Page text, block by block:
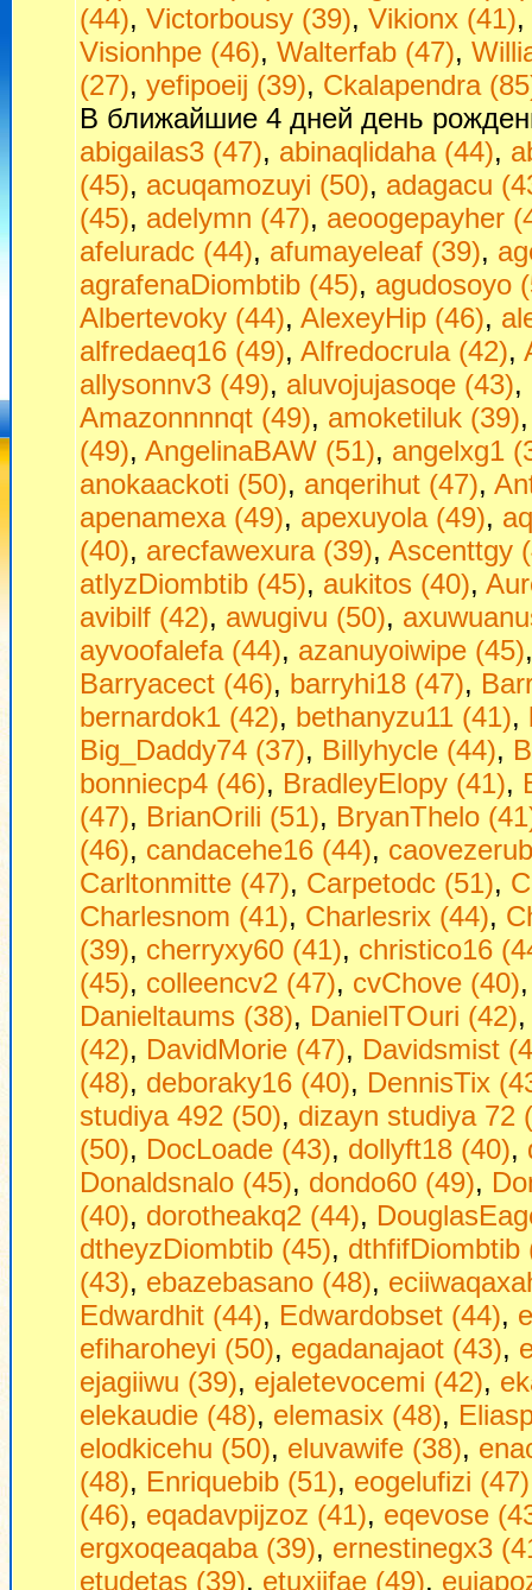
(44), Victorbousy (39), Vikionx (41),
Visionhpe (46), Walterfab (47),
(27), yefipoeij (39), Сkalapendra
В ближайшие 4 дней день
abigailas3 (47), abinaqlidaha (44),
(45), acuqamozuyi (50), adagacu
(45), adelymn (47), aeoogepayher
afeluradc (44), afumayeleaf (39),
agrafenaDiombtib (45), agudosoyo
Albertevoky (44), AlexeyHip (46),
alfredaeq16 (49), Alfredocrula (42),
allysonnv3 (49), aluvojujasoqe (43),
Amazonnnnqt (49), amoketiluk (39)
(49), AngelinaBAW (51), angelxg1
anokaackoti (50), anqerihut (47),
apenamexa (49), apexuyola (49),
(40), arecfawexura (39), Ascenttgy
atlyzDiombtib (45), aukitos (40),
avibilf (42), awugivu (50),
ayvoofalefa (44), azanuyoiwipe (45)
Barryacect (46), barryhi18 (47),
bernardok1 (42), bethanyzu11 (41),
Big_Daddy74 (37), Billyhycle (44),
bonniecp4 (46), BradleyElopy (41),
(47), BrianOrili (51), BryanThelo
(46), candacehe16 (44),
Carltonmitte (47), Carpetodc (51),
Charlesnom (41), Charlesrix (44),
(39), cherryxy60 (41), christico16
(45), colleencv2 (47), cvChove (40)
Danieltaums (38), DanielTOuri (42)
(42), DavidMorie (47), Davidsmist
(48), deboraky16 (40), DennisTix
studiya 492 (50), dizayn studiya 72
(50), DocLoade (43), dollyft18 (40),
Donaldsnalo (45), dondo60 (49),
(40), dorotheakq2 (44),
dtheyzDiombtib (45), dthfifDiombtib
(43), ebazebasano (48),
Edwardhit (44), Edwardobset (44),
efiharoheyi (50), egadanajaot (43),
ejagiiwu (39), ejaletevocemi (42),
elekaudie (48), elemasix (48),
elodkicehu (50), eluvawife (38),
(48), Enriquebib (51), eogelufizi (47)
(46), eqadavpijzoz (41), eqevose
ergxoqeaqaba (39), ernestinegx3
etudetas (39), etuxiifae (49),